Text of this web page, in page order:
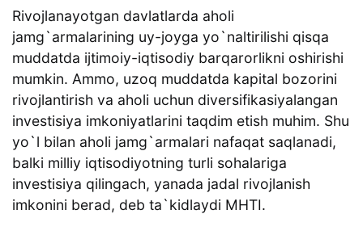
Rivojlanayotgan davlatlarda aholi
jamg`armalarining uy-joyga yo`naltirilishi qisqa
muddatda ijtimoiy-iqtisodiy barqarorlikni oshirishi
mumkin. Ammo, uzoq muddatda kapital bozorini
rivojlantirish va aholi uchun diversifikasiyalangan
investisiya imkoniyatlarini taqdim etish muhim. Shu
yo`l bilan aholi jamg`armalari nafaqat saqlanadi,
balki milliy iqtisodiyotning turli sohalariga
investisiya qilingach, yanada jadal rivojlanish
imkonini berad, deb ta`kidlaydi MHTI.